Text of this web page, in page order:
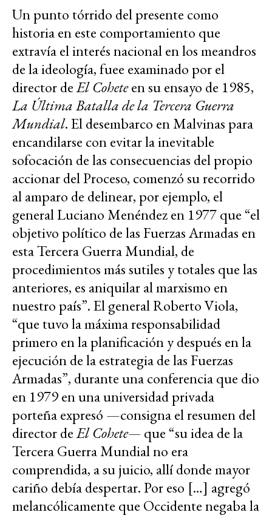
Un punto tórrido del presente como
historia en este comportamiento que
extravía el interés nacional en los meandros
de la ideología, fuee examinado por el
director deEl Coheteen su ensayo de 1985,
La Última Batalla de la Tercera Guerra
Mundial. El desembarco en Malvinas para
encandilarse con evitar la inevitable
sofocación de las consecuencias del propio
accionar del Proceso, comenzó su recorrido
al amparo de delinear, por ejemplo, el
general Luciano Menéndez en 1977 que “el
objetivo político de las Fuerzas Armadas en
esta Tercera Guerra Mundial, de
procedimientos más sutiles y totales que las
anteriores, es aniquilar al marxismo en
nuestro país”. El general Roberto Viola,
“que tuvo la máxima responsabilidad
primero en la planificación y después en la
ejecución de la estrategia de las Fuerzas
Armadas”, durante una conferencia que dio
en 1979 en una universidad privada
porteña expresó —consigna el resumen del
director deEl Cohete—que “su idea de la
Tercera Guerra Mundial no era
comprendida, a su juicio, allí donde mayor
cariño debía despertar. Por eso […] agregó
melancólicamente que Occidente negaba la